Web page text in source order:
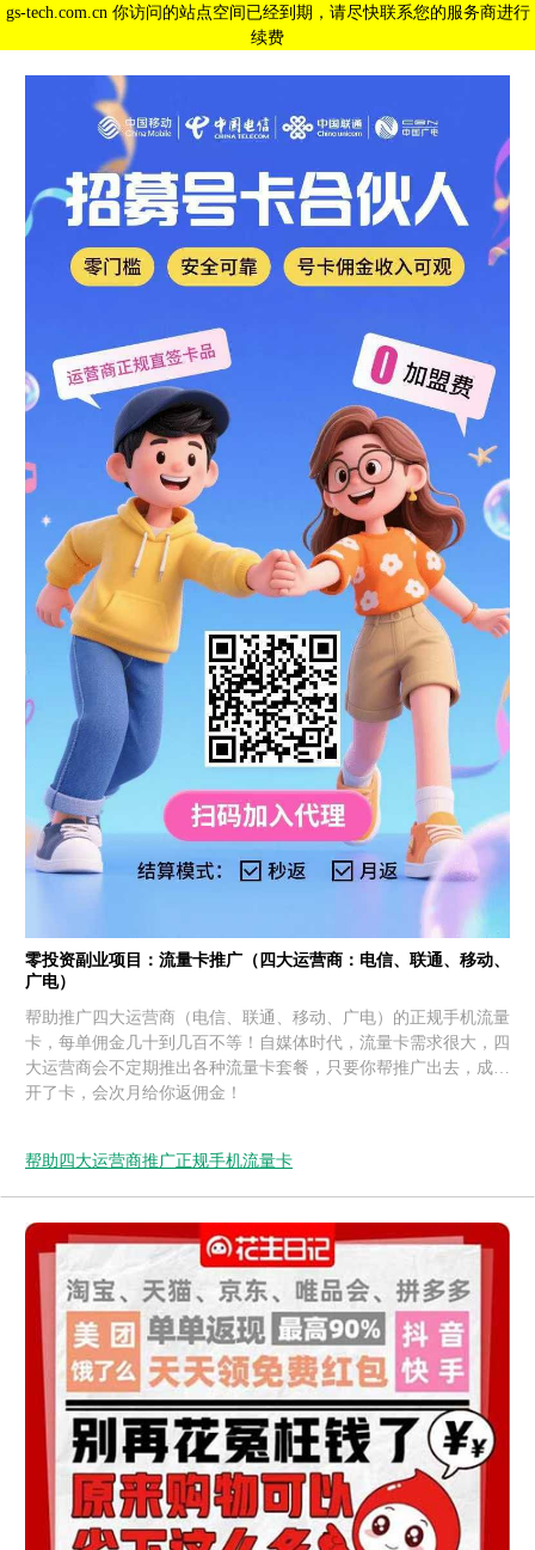
gs-tech.com.cn 你访问的站点空间已经到期，请尽快联系您的服务商进行
续费
零投资副业项目：流量卡推广（四大运营商：电信、联通、移动、
广电）
帮助推广四大运营商（电信、联通、移动、广电）的正规手机流量
卡，每单佣金几十到几百不等！自媒体时代，流量卡需求很大，四
大运营商会不定期推出各种流量卡套餐，只要你帮推广出去，成功
开了卡，会次月给你返佣金！
帮助四大运营商推广正规手机流量卡